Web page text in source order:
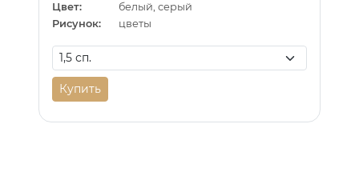
Цвет:
белый, серый
Рисунок:
цветы
Купить